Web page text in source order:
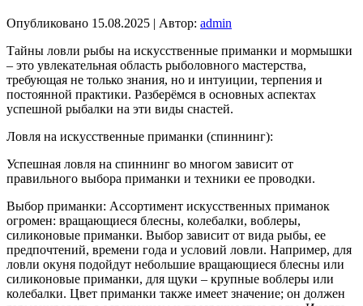
Опубликовано 15.08.2025 | Автор: admin
Тайны ловли рыбы на искусственные приманки и мормышки
– это увлекательная область рыболовного мастерства,
требующая не только знания, но и интуиции, терпения и
постоянной практики. Разберёмся в основных аспектах
успешной рыбалки на эти виды снастей.
Ловля на искусственные приманки (спиннинг):
Успешная ловля на спиннинг во многом зависит от
правильного выбора приманки и техники ее проводки.
Выбор приманки: Ассортимент искусственных приманок
огромен: вращающиеся блесны, колебалки, воблеры,
силиконовые приманки. Выбор зависит от вида рыбы, ее
предпочтений, времени года и условий ловли. Например, для
ловли окуня подойдут небольшие вращающиеся блесны или
силиконовые приманки, для щуки – крупные воблеры или
колебалки. Цвет приманки также имеет значение; он должен